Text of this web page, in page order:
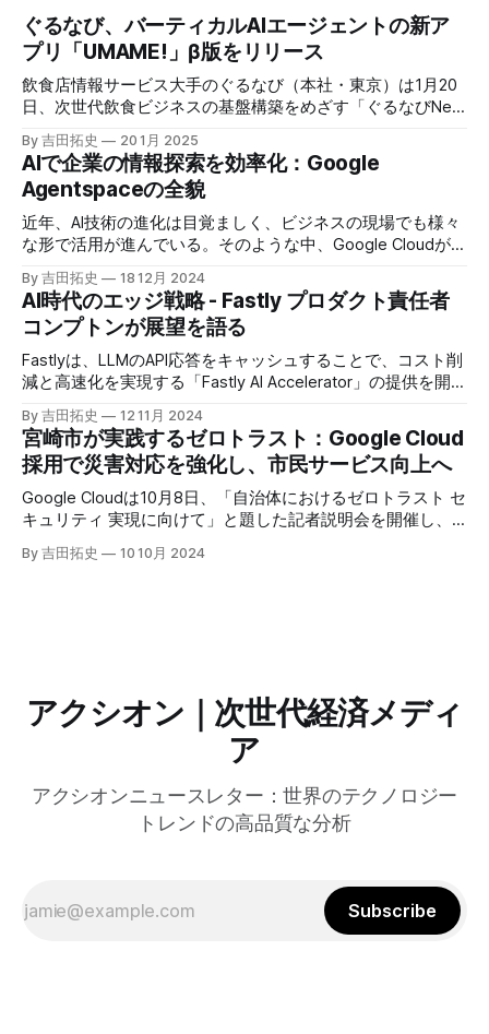
ぐるなび、バーティカルAIエージェントの新ア
プリ「UMAME!」β版をリリース
飲食店情報サービス大手のぐるなび（本社・東京）は1月20
日、次世代飲食ビジネスの基盤構築をめざす「ぐるなびNext
プロジェクト」の初成果として、新たな飲食店探索アプリ
「UMAME!（うまみー！）」のβ版を公開した。
By 吉田拓史 20 1月 2025
AIで企業の情報探索を効率化：Google
Agentspaceの全貌
近年、AI技術の進化は目覚ましく、ビジネスの現場でも様々
な形で活用が進んでいる。そのような中、Google Cloudが新
たに発表したGoogle Agentspaceは、いま注目を集めるAIエ
ージェントがエンタープライズITを大きく変革する予兆と言
えるだろう。
By 吉田拓史 18 12月 2024
AI時代のエッジ戦略 - Fastly プロダクト責任者
コンプトンが展望を語る
Fastlyは、LLMのAPI応答をキャッシュすることで、コスト削
減と高速化を実現する「Fastly AI Accelerator」の提供を開始
した。キップ・コンプトン最高プロダクト責任者（CPO）
は、類似した質問への応答を再利用し、効率的な処理を可能
にすると説明した。さらに、コンプトンは、エッジコンピュ
ーティングの利点を活かしたパーソナライズや、エッジにお
けるGPUの経済性、セキュリティへの取り組みなど、Fastly
のAI戦略について語った。
By 吉田拓史 12 11月 2024
宮崎市が実践するゼロトラスト：Google Cloud
採用で災害対応を強化し、市民サービス向上へ
Google Cloudは10月8日、「自治体におけるゼロトラスト セ
キュリティ 実現に向けて」と題した記者説明会を開催し、
自治体向けにゼロトラストセキュリティ導入を支援するプロ
グラムを発表した。宮崎市の事例では、Google Workspace
By 吉田拓史 10 10月 2024
アクシオン｜次世代経済メディ
ア
アクシオンニュースレター：世界のテクノロジー
トレンドの高品質な分析
Subscribe